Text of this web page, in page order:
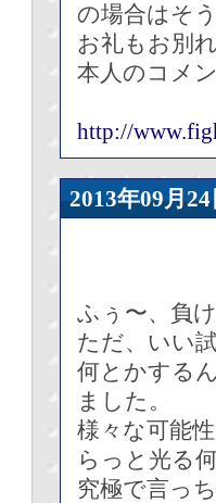
の場合はそ
お礼もお別
本人のコメ
http://
2013年09
ふぅ〜、負
ただ、いい
何とかする
ました。
様々な可能
らっと光る
究極で言っ